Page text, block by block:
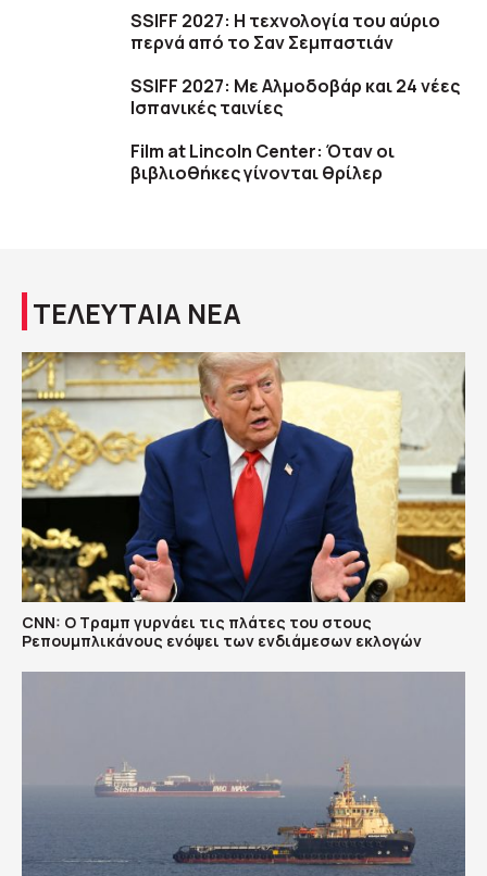
SSIFF 2027: Η τεχνολογία του αύριο
περνά από το Σαν Σεμπαστιάν
SSIFF 2027: Με Αλμοδοβάρ και 24 νέες
Ισπανικές ταινίες
Film at Lincoln Center: Όταν οι
βιβλιοθήκες γίνονται θρίλερ
ΤΕΛΕΥΤΑΙΑ ΝΕΑ
CNN: Ο Τραμπ γυρνάει τις πλάτες του στους
Ρεπουμπλικάνους ενόψει των ενδιάμεσων εκλογών